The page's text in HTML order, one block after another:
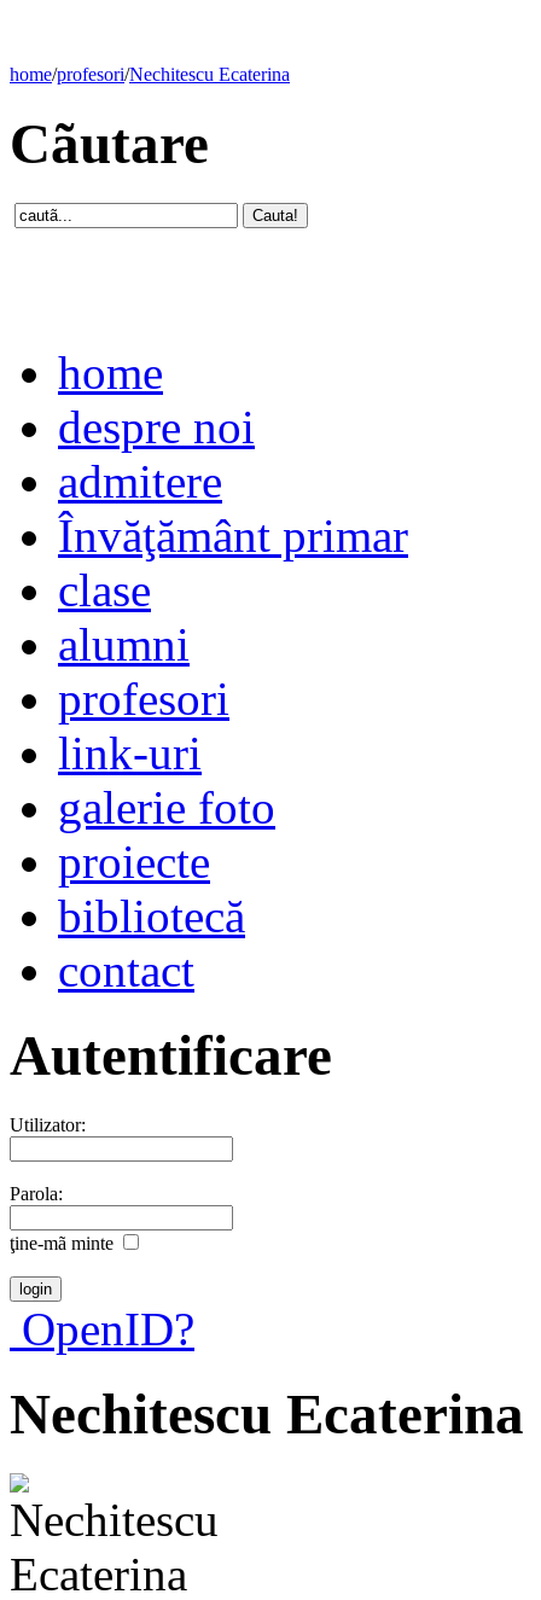
home/profesori/Nechitescu Ecaterina
Cãutare
home
despre noi
admitere
Învăţământ primar
clase
alumni
profesori
link-uri
galerie foto
proiecte
bibliotecă
contact
Autentificare
Utilizator:
Parola:
ţine-mã minte
OpenID?
Nechitescu Ecaterina